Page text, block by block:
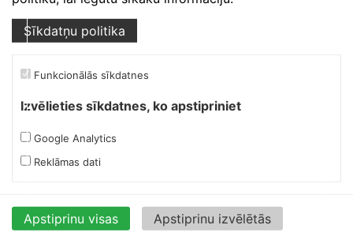
Ruukki Ūdens apjoma
barjera, taisna,
20.49€ 20.49
Sīkdatņu politika
Funkcionālās sīkdatnes
Izvēlieties sīkdatnes, ko apstipriniet
Google Analytics
Reklāmas dati
Apstiprinu visas Apstiprinu izvēlētās